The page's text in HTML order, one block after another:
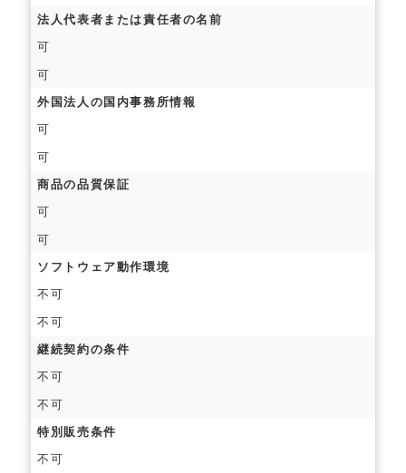
法人代表者または責任者の名前
可
可
外国法人の国内事務所情報
可
可
商品の品質保証
可
可
ソフトウェア動作環境
不可
不可
継続契約の条件
不可
不可
特別販売条件
不可